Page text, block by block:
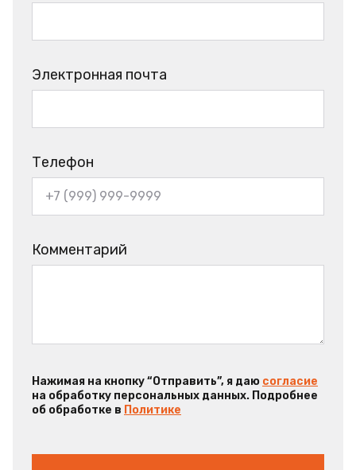
Электронная почта
Телефон
Комментарий
Нажимая на кнопку “Отправить”, я даю согласие
на обработку персональных данных. Подробнее
об обработке в Политике